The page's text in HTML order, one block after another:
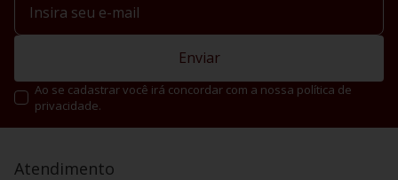
Enviar
Ao se cadastrar você irá concordar com a nossa política de
privacidade.
Atendimento